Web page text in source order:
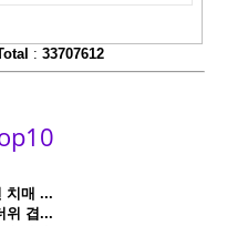
: 33707612
치매 ...
위 겹...